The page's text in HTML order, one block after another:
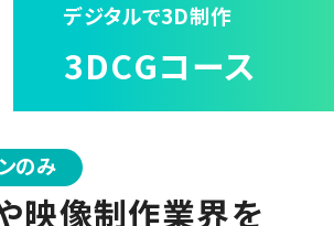
デジタルで3D制作
3DCGコース
のみ
映像制作業界を